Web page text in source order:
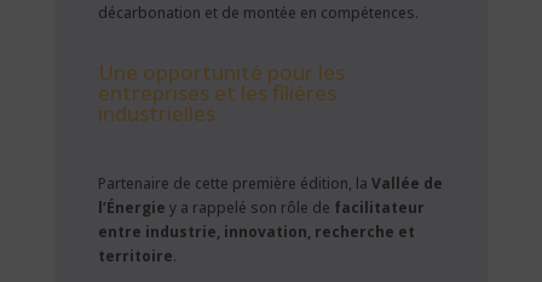
décarbonation et de montée en compétences.
Une opportunité pour les
entreprises et les filières
industrielles
Partenaire de cette première édition, la Vallée de
l’Énergie y a rappelé son rôle de facilitateur
entre industrie, innovation, recherche et
territoire.